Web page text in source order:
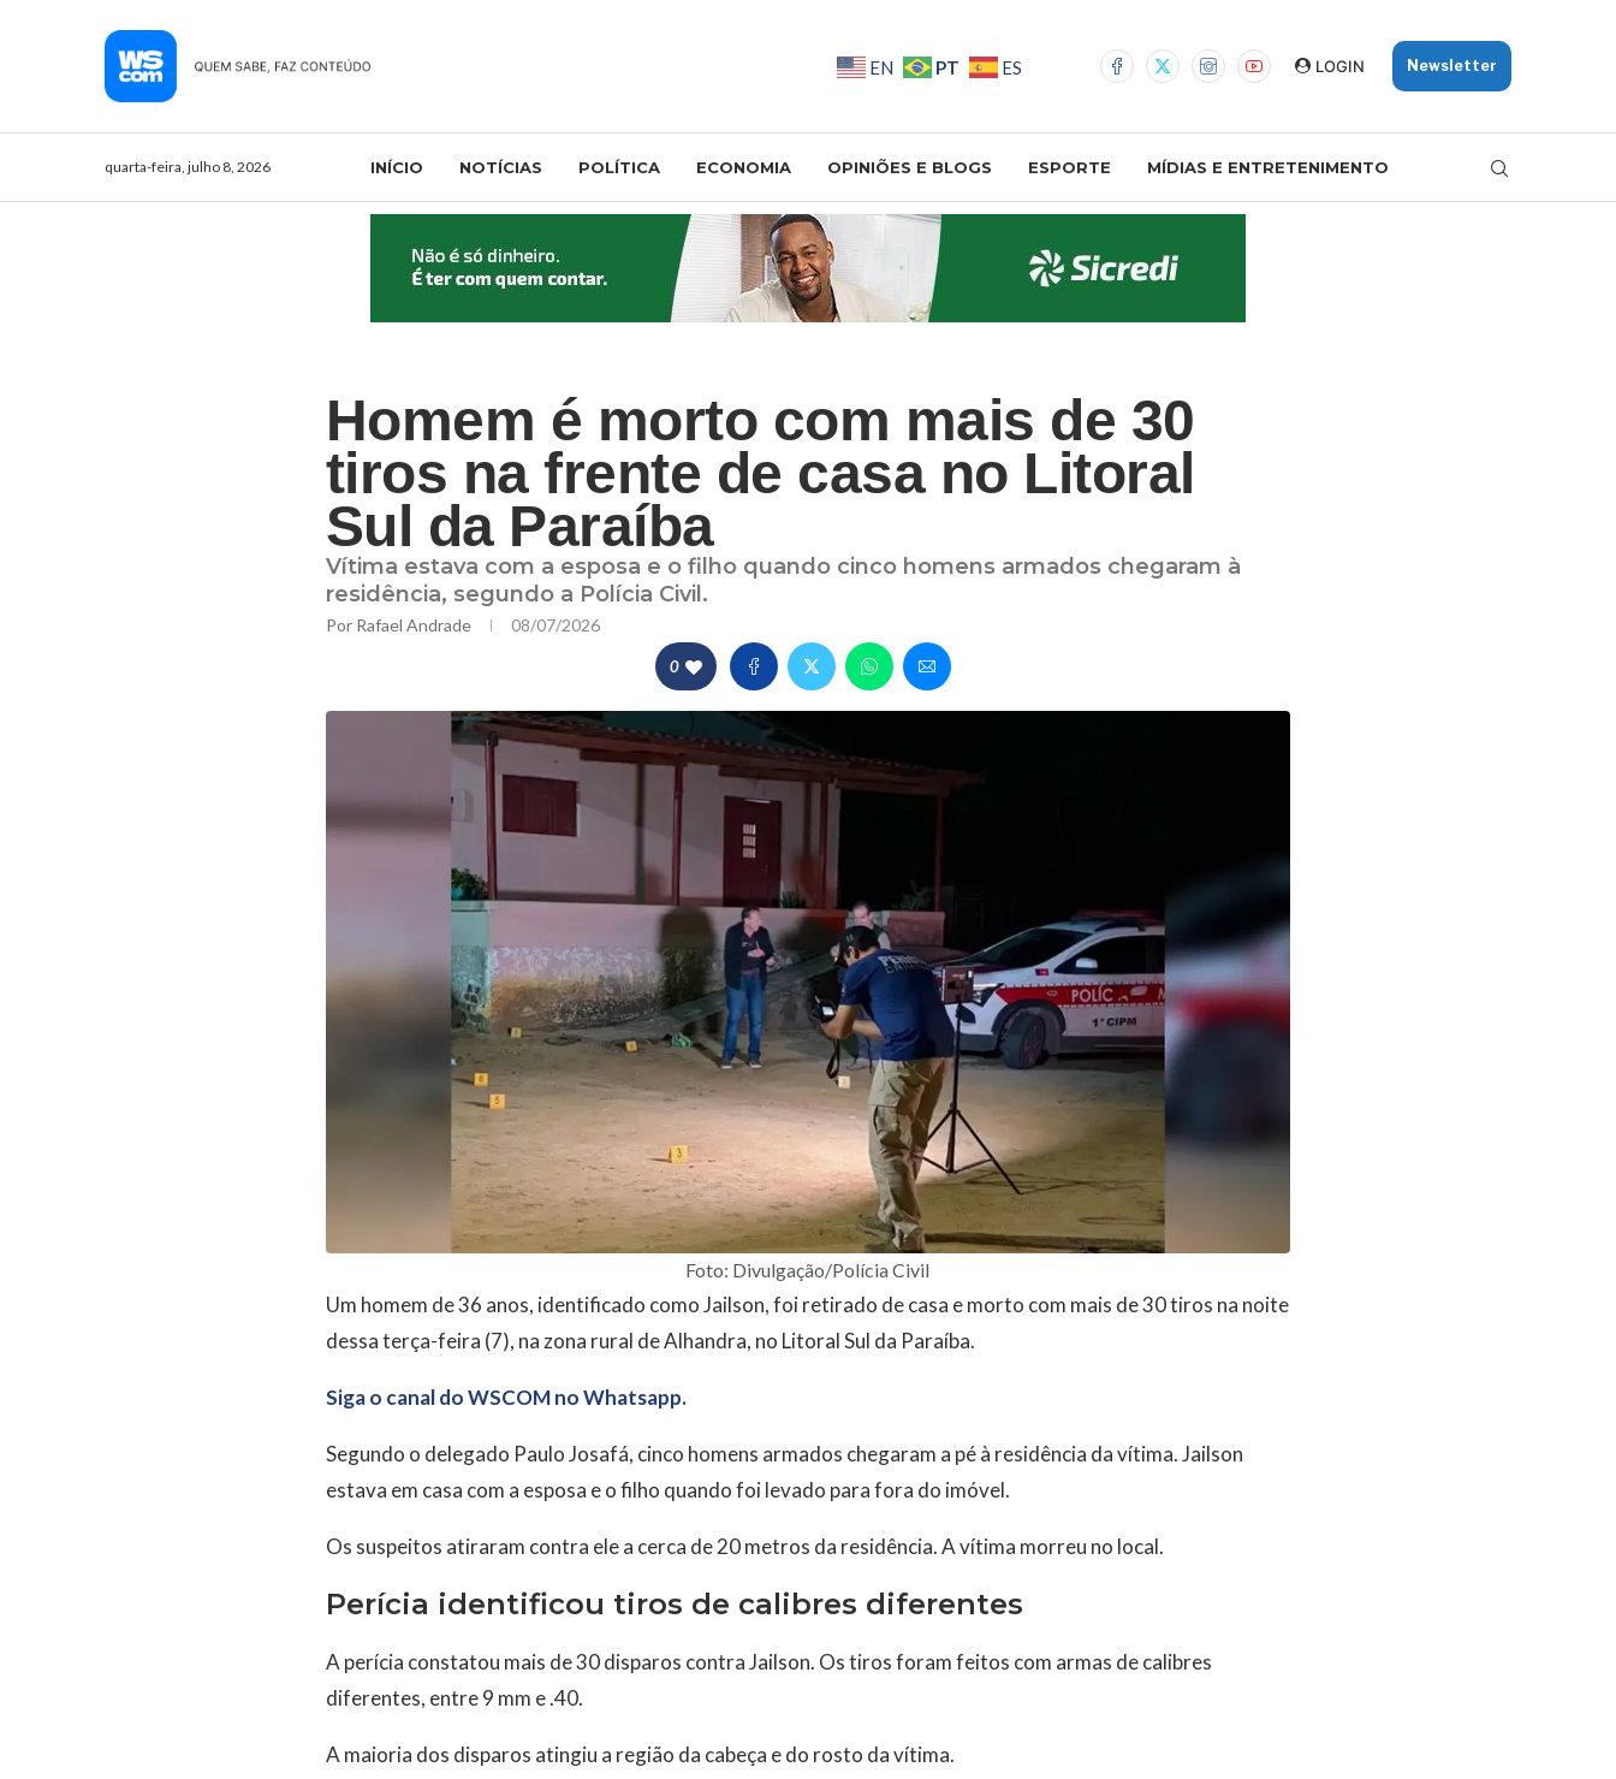
EN PT ES LOGIN Newsletter
quarta-feira, julho 8, 2026 INÍCIO NOTÍCIAS POLÍTICA ECONOMIA OPINIÕES E BLOGS ESPORTE MÍDIAS E ENTRETENIMENTO
Homem é morto com mais de 30
tiros na frente de casa no Litoral
Sul da Paraíba
Vítima estava com a esposa e o filho quando cinco homens armados chegaram à
residência, segundo a Polícia Civil.
Por Rafael Andrade 08/07/2026
0
Foto: Divulgação/Polícia Civil
Um homem de 36 anos, identificado como Jailson, foi retirado de casa e morto com mais de 30 tiros na noite
dessa terça-feira (7), na zona rural de Alhandra, no Litoral Sul da Paraíba.
Siga o canal do WSCOM no Whatsapp.
Segundo o delegado Paulo Josafá, cinco homens armados chegaram a pé à residência da vítima. Jailson
estava em casa com a esposa e o filho quando foi levado para fora do imóvel.
Os suspeitos atiraram contra ele a cerca de 20 metros da residência. A vítima morreu no local.
Perícia identificou tiros de calibres diferentes
A perícia constatou mais de 30 disparos contra Jailson. Os tiros foram feitos com armas de calibres
diferentes, entre 9 mm e .40.
A maioria dos disparos atingiu a região da cabeça e do rosto da vítima.